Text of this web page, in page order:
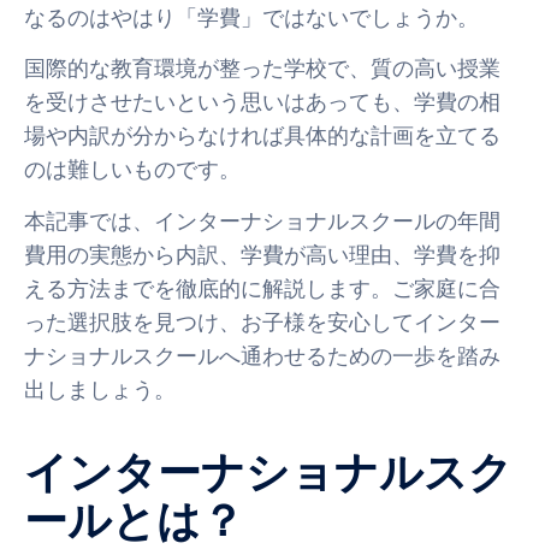
なるのはやはり「学費」ではないでしょうか。
国際的な教育環境が整った学校で、質の高い授業
を受けさせたいという思いはあっても、学費の相
場や内訳が分からなければ具体的な計画を立てる
のは難しいものです。
本記事では、インターナショナルスクールの年間
費用の実態から内訳、学費が高い理由、学費を抑
える方法までを徹底的に解説します。ご家庭に合
った選択肢を見つけ、お子様を安心してインター
ナショナルスクールへ通わせるための一歩を踏み
出しましょう。
インターナショナルスク
ールとは？